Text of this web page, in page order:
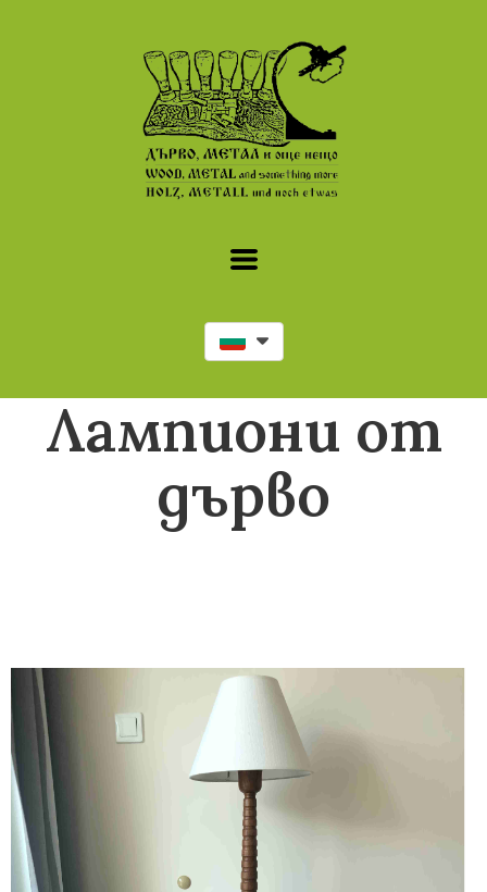
Лампиони от
дърво